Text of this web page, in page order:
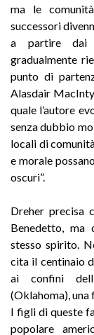
ma le
successori
a partire dai
gradualmente
punto di
Alasdair
quale l’autore
senza dubbio
locali di
e morale
oscuri”.
Dreher precisa
Benedetto, ma
stesso spirito.
cita il centinaio
ai confini
(Oklahoma),
I figli di queste
popolare